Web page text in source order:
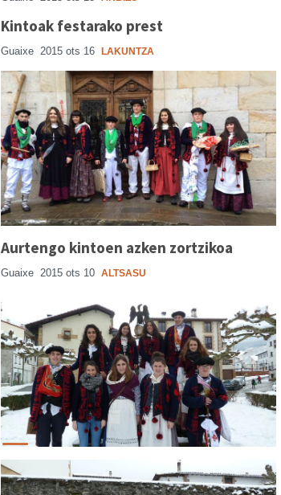
Kintoak festarako prest
Guaixe 2015 ots 16 LAKUNTZA
Aurtengo kintoen azken zortzikoa
Guaixe 2015 ots 10 ALTSASU